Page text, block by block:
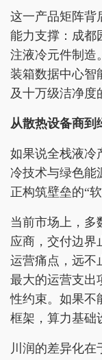
这一产品矩阵背
能力支撑：成都
注液冷元件制造
装箱数据中心智
及十万级洁净度
从散热设备商到
如果说全栈液冷
冷技术与绿色能
正构筑壁垒的“软
当前市场上，多
应商，交付边界
运营痛点，远不
最大的运营支出
性约束。如果不
框架，算力基础
川润的差异化在